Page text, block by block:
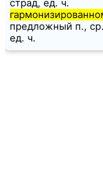
страд, ед. ч.
предложный п.,
ед. ч.